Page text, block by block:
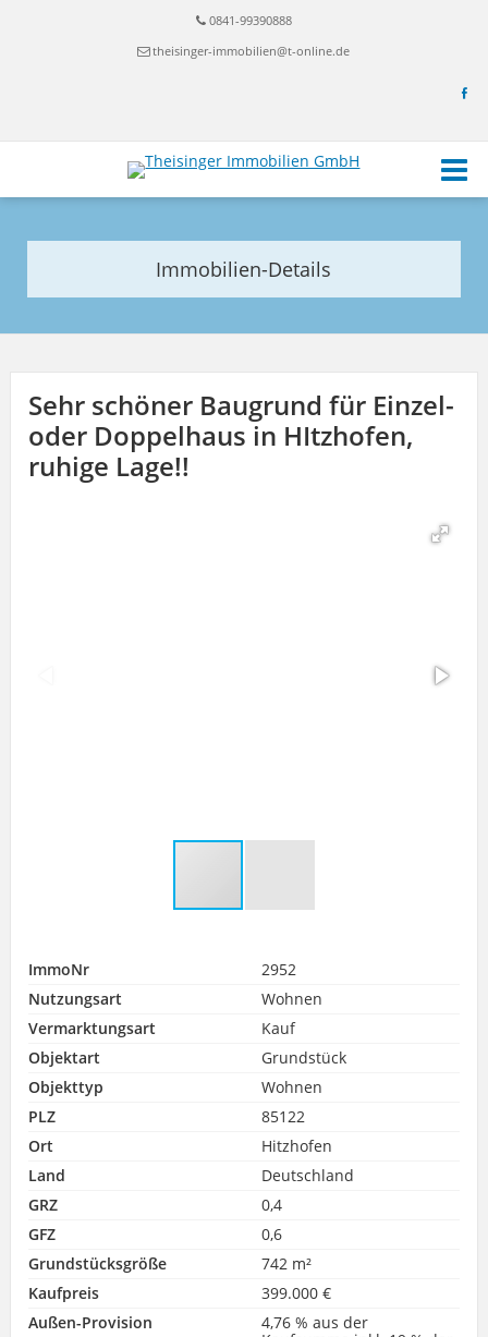
0841-99390888
theisinger-immobilien@t-online.de
Immobilien-Details
Sehr schöner Baugrund für Einzel-
oder Doppelhaus in HItzhofen,
ruhige Lage!!
ImmoNr
2952
Nutzungsart
Wohnen
Vermarktungsart
Kauf
Objektart
Grundstück
Objekttyp
Wohnen
PLZ
85122
Ort
Hitzhofen
Land
Deutschland
GRZ
0,4
GFZ
0,6
Grundstücksgröße
742 m²
Kaufpreis
399.000 €
Außen-Provision
4,76 % aus der